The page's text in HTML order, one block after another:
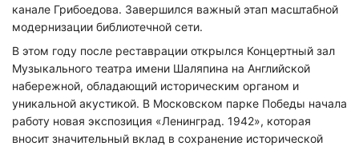
канале Грибоедова. Завершился важный этап масштабной
модернизации библиотечной сети.
В этом году после реставрации открылся Концертный зал
Музыкального театра имени Шаляпина на Английской
набережной, обладающий историческим органом и
уникальной акустикой. В Московском парке Победы начала
работу новая экспозиция «Ленинград. 1942», которая
вносит значительный вклад в сохранение исторической
Нажимая на кнопку "Отправить" вы
соглашаетесь сполитикой конфиденциальности